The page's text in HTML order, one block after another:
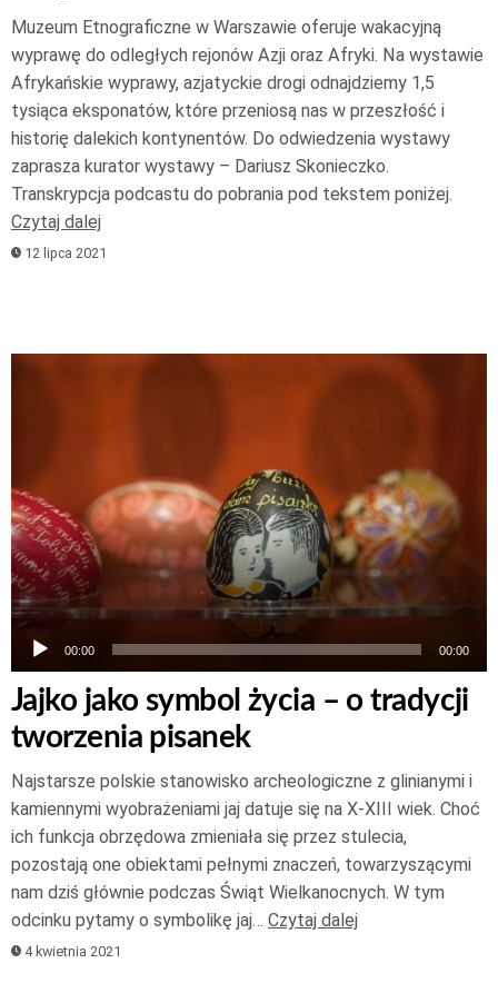
Muzeum Etnograficzne w Warszawie oferuje wakacyjną
wyprawę do odległych rejonów Azji oraz Afryki. Na wystawie
Afrykańskie wyprawy, azjatyckie drogi odnajdziemy 1,5
tysiąca eksponatów, które przeniosą nas w przeszłość i
historię dalekich kontynentów. Do odwiedzenia wystawy
zaprasza kurator wystawy – Dariusz Skonieczko.
Transkrypcja podcastu do pobrania pod tekstem poniżej.
Czytaj dalej
12 lipca 2021
Odtwarzacz
00:00 00:00
Jajko jako symbol życia – o tradycji
tworzenia pisanek
Najstarsze polskie stanowisko archeologiczne z glinianymi i
kamiennymi wyobrażeniami jaj datuje się na X-XIII wiek. Choć
ich funkcja obrzędowa zmieniała się przez stulecia,
pozostają one obiektami pełnymi znaczeń, towarzyszącymi
nam dziś głównie podczas Świąt Wielkanocnych. W tym
odcinku pytamy o symbolikę jaj… Czytaj dalej
4 kwietnia 2021